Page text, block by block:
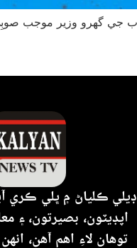
ڊيلي ڪلياڻ ۾ ڀلي ڪري
اپڊيٽون، بصيرتون، ۽
توهان لاءِ اهم آهن،